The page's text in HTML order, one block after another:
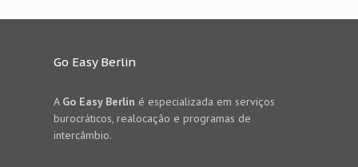
Go Easy Berlin
A Go Easy Berlin é especializada em serviços
burocráticos, realocação e programas de
intercâmbio.